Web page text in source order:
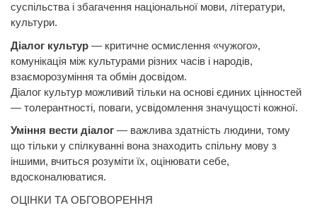
суспільства і збагачення національної мови, літератури,
культури.
Діалог культур — критичне осмислення «чужого»,
комунікація між культурами різних часів і народів,
взаєморозуміння та обмін досвідом.
Діалог культур можливий тільки на основі єдиних цінностей
— толерантності, поваги, усвідомлення значущості кожної.
Уміння вести діалог — важлива здатність людини, тому
що тільки у спілкуванні вона знаходить спільну мову з
іншими, вчиться розуміти їх, оцінювати себе,
вдосконалюватися.
ОЦІНКИ ТА ОБГОВОРЕННЯ